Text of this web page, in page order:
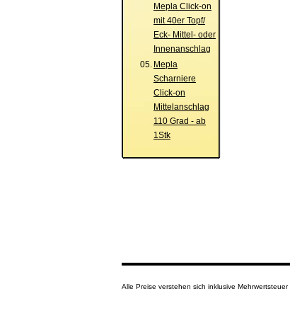
Mepla Click-on
mit 40er Topf/
Eck- Mittel- oder
Innenanschlag
05. Mepla
Scharniere
Click-on
Mittelanschlag
110 Grad - ab
1Stk
Alle Preise verstehen sich inklusive